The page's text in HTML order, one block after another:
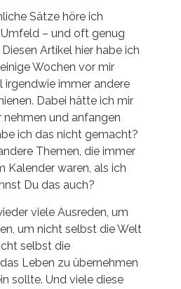
Sätze höre ich
– und oft genug
Artikel hier habe ich
Wochen vor mir
irgendwie immer andere
Dabei hätte ich mir
nehmen und anfangen
ich das nicht gemacht?
Themen, die immer
Kalender waren, als ich
Du das auch?
viele Ausreden, um
um nicht selbst die Welt
selbst die
Leben zu übernehmen
sollte. Und viele diese